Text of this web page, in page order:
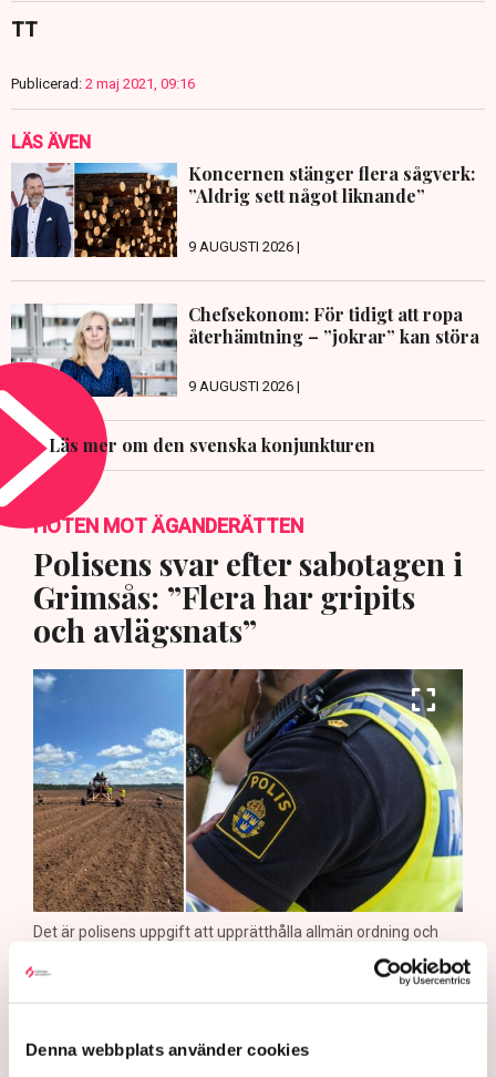
Denna webbplats använder cookies
TT
Publicerad: 2 maj 2021, 09:16
LÄS ÄVEN
Koncernen stänger flera sågverk:
”Aldrig sett något liknande”
9 AUGUSTI 2026 |
Chefsekonom: För tidigt att ropa
återhämtning – ”jokrar” kan störa
9 AUGUSTI 2026 |
Läs mer om den svenska konjunkturen
HOTEN MOT ÄGANDERÄTTEN
Polisens svar efter sabotagen i
Grimsås: ”Flera har gripits
och avlägsnats”
Det är polisens uppgift att upprätthålla allmän ordning och
säkerhet, vilket inkluderar att ingripa mot pågående
brottslighet som olaga intrång, förklarar Anna-Lena Mann,
polisinspektör vid kommunikationsavdelningen i region Väst.